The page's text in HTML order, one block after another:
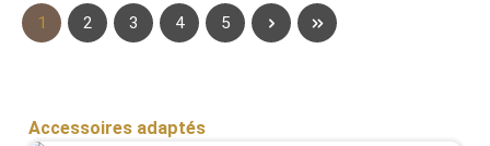
Page
1 Page
2 Page
3 Page
4 Page
5
Sauter la galerie de produits
Accessoires adaptés